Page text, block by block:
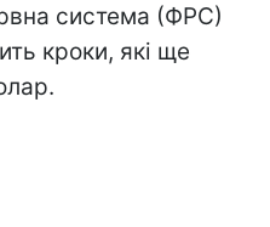
система (ФРС)
кроки, які ще